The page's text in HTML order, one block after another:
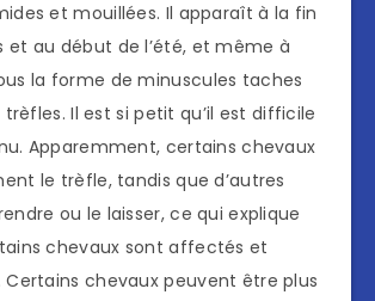
et mouillées. Il apparaît à la fin
et au début de l’été, et même à
la forme de minuscules taches
trèfles. Il est si petit qu’il est difficile
Apparemment, certains chevaux
le trèfle, tandis que d’autres
ou le laisser, ce qui explique
chevaux sont affectés et
Certains chevaux peuvent être plus